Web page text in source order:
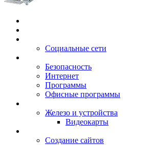
Социальные сети
Безопасность
Интернет
Программы
Офисные программы
Железо и устройства
Видеокарты
Создание сайтов